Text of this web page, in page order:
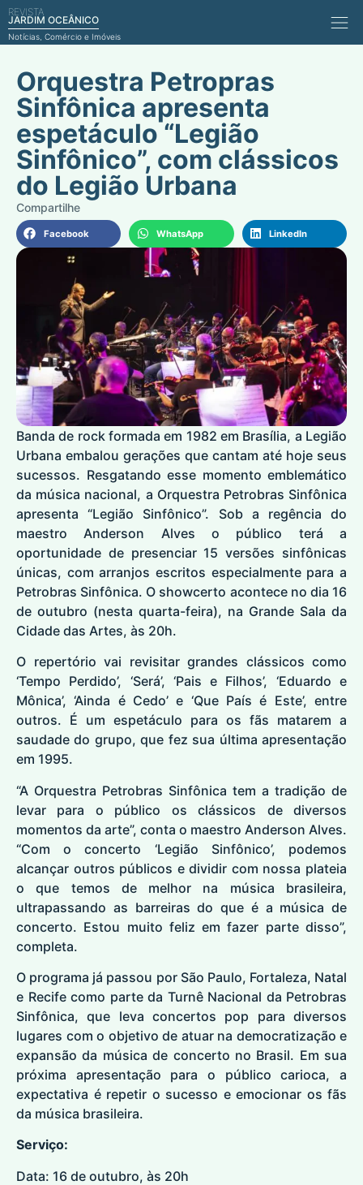
REVISTA
JARDIM OCEÂNICO
Notícias, Comércio e Imóveis
Orquestra Petropras
Sinfônica apresenta
espetáculo “Legião
Sinfônico”, com clássicos
do Legião Urbana
Facebook WhatsApp LinkedIn
Banda de rock formada em 1982 em Brasília, a Legião
Urbana embalou gerações que cantam até hoje seus
sucessos. Resgatando esse momento emblemático
da música nacional, a Orquestra Petrobras Sinfônica
apresenta “Legião Sinfônico”. Sob a regência do
maestro Anderson Alves o público terá a
oportunidade de presenciar 15 versões sinfônicas
únicas, com arranjos escritos especialmente para a
Petrobras Sinfônica. O showcerto acontece no dia 16
de outubro (nesta quarta-feira), na Grande Sala da
Cidade das Artes, às 20h.
O repertório vai revisitar grandes clássicos como
‘Tempo Perdido’, ‘Será’, ‘Pais e Filhos’, ‘Eduardo e
Mônica’, ‘Ainda é Cedo’ e ‘Que País é Este’, entre
outros. É um espetáculo para os fãs matarem a
saudade do grupo, que fez sua última apresentação
em 1995.
“A Orquestra Petrobras Sinfônica tem a tradição de
levar para o público os clássicos de diversos
momentos da arte”, conta o maestro Anderson Alves.
“Com o concerto ‘Legião Sinfônico’, podemos
alcançar outros públicos e dividir com nossa plateia
o que temos de melhor na música brasileira,
ultrapassando as barreiras do que é a música de
concerto. Estou muito feliz em fazer parte disso”,
completa.
O programa já passou por São Paulo, Fortaleza, Natal
e Recife como parte da Turnê Nacional da Petrobras
Sinfônica, que leva concertos pop para diversos
lugares com o objetivo de atuar na democratização e
expansão da música de concerto no Brasil. Em sua
próxima apresentação para o público carioca, a
expectativa é repetir o sucesso e emocionar os fãs
da música brasileira.
Serviço:
Data: 16 de outubro, às 20h